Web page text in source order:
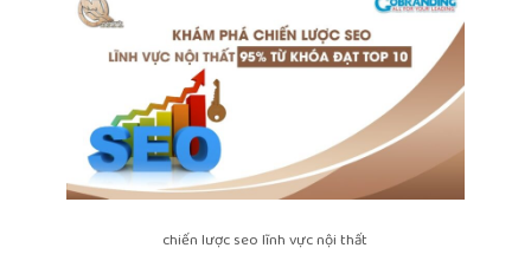
chiến lược seo lĩnh vực nội thất